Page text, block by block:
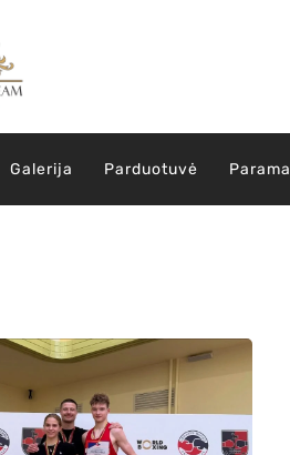
Galerija Parduotuvė Parama